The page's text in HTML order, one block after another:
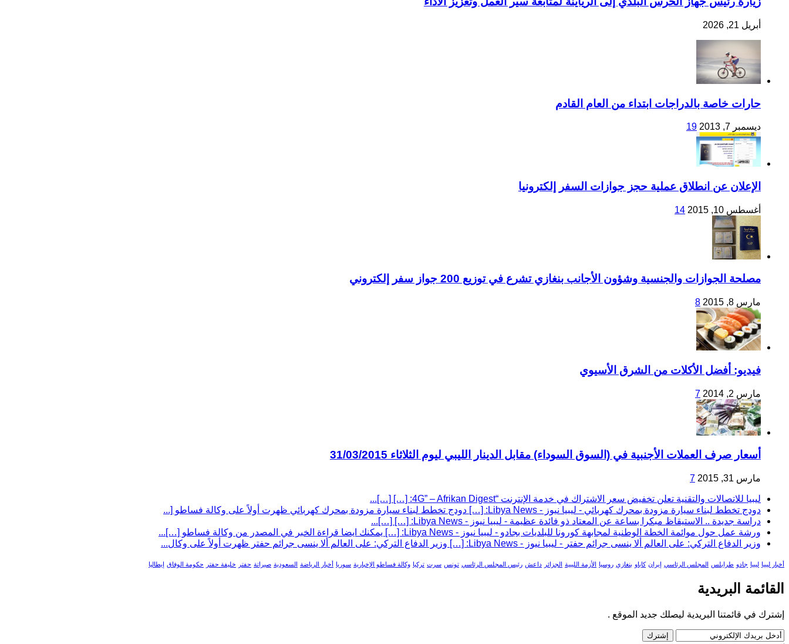
أبريل 21, 2026
حارات خاصة بالدراجات ابتداء من العام القادم
ديسمبر 7, 2013 19
الإعلان عن انطلاق عملية حجز جوازات السفر إلكترونيا
أغسطس 10, 2015 14
مصلحة الجوازات والجنسية وشؤون الأجانب بنغازي تشرع في توزيع 200 جواز سفر إلكتروني
مارس 8, 2015 8
فيديو: أفضل الأكلات من الشرق الأسيوي
مارس 2, 2014 7
أسعار صرف العملات الأجنبية في (السوق السوداء) مقابل الدينار الليبي ليوم الثلاثاء 31/03/2015
مارس 31, 2015 7
ليبيا للاتصالات والتقنية تعلن تخفيض سعر الاشتراك في خدمة الإنترنت “4G” – Afrikan Digest: […] […]...
دودج تخطط لبناء سيارة مزودة بمحرك كهربائي - ليبيا نيوز - Libya News: […] دودج تخطط لبناء سيارة مزودة بمحرك كهربائي ظهرت أولاً على وكالة فساطو [...
دراسة جديدة .. الاستيقاظ مبكرا بساعة عن المعتاد ذو فائدة عظيمة - ليبيا نيوز - Libya News: […] […]...
ورشة عمل حول موائمة الخطة الوطنية لمجابهة كورونا للبلديات بجادو - ليبيا نيوز - Libya News: […] يمكنك ايضا قراءة الخبر في المصدر من وكالة فساطو […]...
وزير الدفاع التركي: على العالم ألا ينسى جرائم حفتر - ليبيا نيوز - Libya News: […] وزير الدفاع التركي: على العالم ألا ينسى جرائم حفتر ظهرت أولاً على وكال...
أخبار ليبيا ليبيا جادو طرابلس المجلس الرئاسي إيران كاباو بنغازي روسيا الأزمة الليبية الجزائر داعش رئيس المجلس الرئاسي تونس سرت تركيا وكالة فساطو الإخبارية سوريا أخبار الرياضة السعودية صبراتة حفتر خليفة حفتر حكومة الوفاق إيطاليا
القائمة البريدية
إشترك في قائمتنا البريدية ليصلك جديد الموقع .